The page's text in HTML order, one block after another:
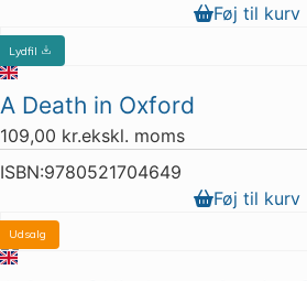
Føj til kurv
Lydfil
A Death in Oxford
109,00 kr.ekskl. moms
ISBN:9780521704649
Føj til kurv
Udsalg
5 stk. tilbage